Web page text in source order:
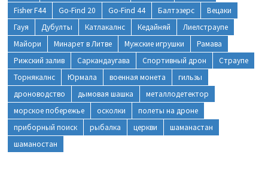
Fisher F44
Go-Find 20 Go-Find 44 Балтэзерс
Вецаки
Гауя
Дубулты Катлакалнс Кедайняй
Лиелстраупе
Майори
Минарет в Литве Мужские игрушки
Рамава
Рижский залив
Саркандаугава Спортивный дрон
Страупе
Торнякалнс
Юрмала военная монета
гильзы
дроноводство
дымовая шашка
металлодетектор
морское побережье
осколки
полеты на дроне
приборный поиск
рыбалка церкви
шаманастан
шаманостан